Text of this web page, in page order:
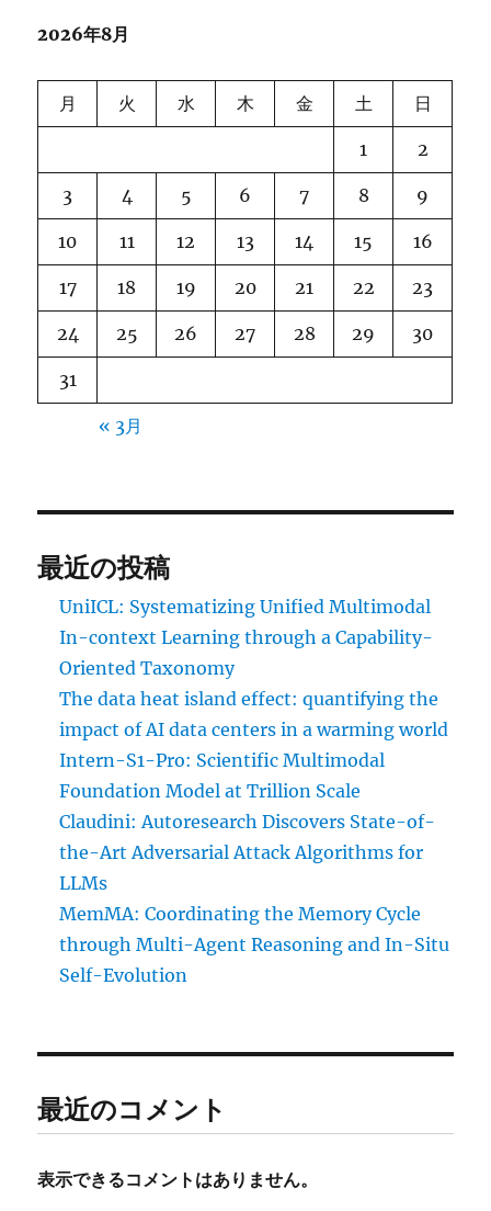
2026年8月
月 火 水 木 金 土 日
1 2
3 4 5 6 7 8 9
10 11 12 13 14 15 16
17 18 19 20 21 22 23
24 25 26 27 28 29 30
31
« 3月
最近の投稿
UniICL: Systematizing Unified Multimodal
In-context Learning through a Capability-
Oriented Taxonomy
The data heat island effect: quantifying the
impact of AI data centers in a warming world
Intern-S1-Pro: Scientific Multimodal
Foundation Model at Trillion Scale
Claudini: Autoresearch Discovers State-of-
the-Art Adversarial Attack Algorithms for
LLMs
MemMA: Coordinating the Memory Cycle
through Multi-Agent Reasoning and In-Situ
Self-Evolution
最近のコメント
表示できるコメントはありません。